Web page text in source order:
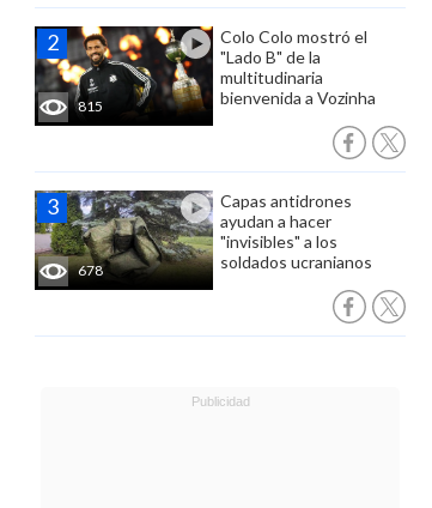
815
Colo Colo mostró el
"Lado B" de la
multitudinaria
bienvenida a Vozinha
678
Capas antidrones
ayudan a hacer
"invisibles" a los
soldados ucranianos